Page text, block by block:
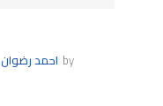
by احمد رضوان